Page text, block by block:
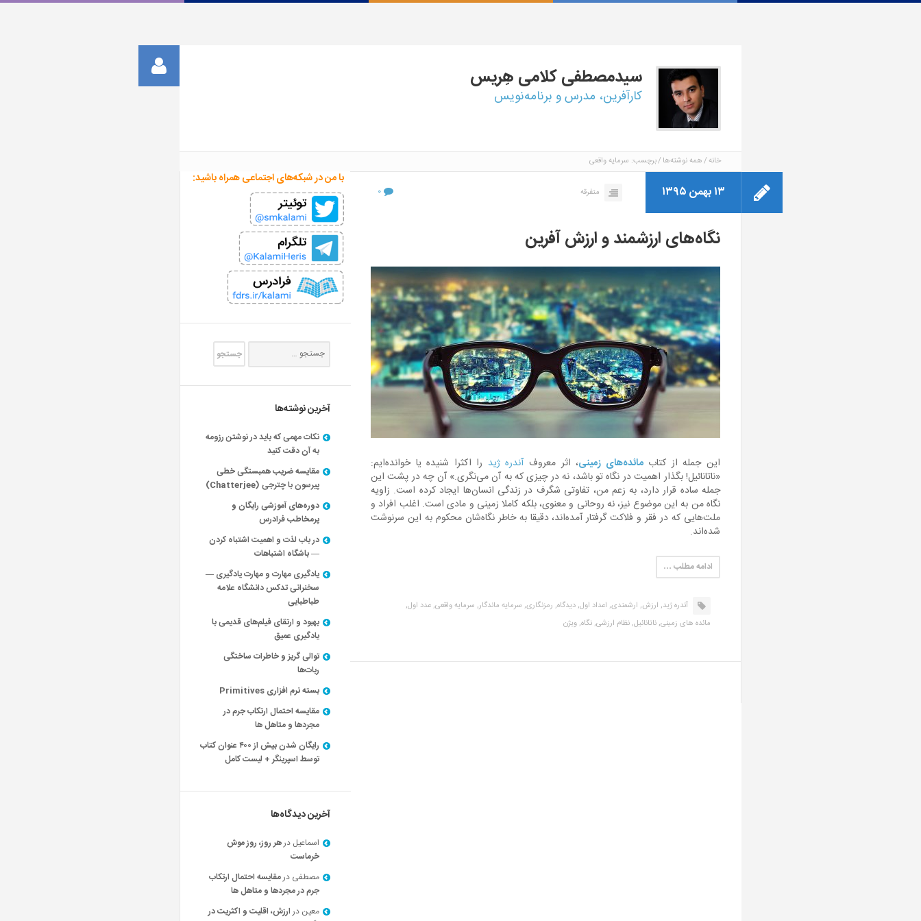
سیدمصطفیکلامی هِریس
کارآفرین، مدرس و برنامه‌نویس
خانه همه نوشته‌ها برچسب: سرمایه واقعی
۱۳ بهمن ۱۳۹۵ متفرقه ۰
نگاه‌های ارزشمند و ارزش آفرین
این جمله از کتابمائده‌های زمینی، اثر معروفآندره ژید را اکثرا شنیده یا خوانده‌ایم:
«ناتانائیل! بگذار اهمیت در نگاه تو باشد، نه در چیزی که به آن می‌نگری.» آن چه در پشت این
جمله ساده قرار دارد، به زعم من، تفاوتی شگرف در زندگی انسان‌ها ایجاد کرده است. زاویه
نگاه من به این موضوع نیز، نه روحانی و معنوی، بلکه کاملا زمینی و مادی است. اغلب افراد و
ملت‌هایی که در فقر و فلاکت گرفتار آمده‌اند، دقیقا به خاطر نگاه‌شان محکوم به این سرنوشت
شده‌اند.
ادامه مطلب …
آندره ژید, ارزش, ارشمندی, اعداد اول,دیدگاه, رمزنگاری, سرمایه ماندگار, سرمایه واقعی,عدد اول,
مائده های زمینی,ناتانائیل,نظام ارزشی,نگاه,ویژن
با من در شبکه‌های اجتماعی همراه باشید:
آخرین نوشته‌ها
نکات مهمی که باید در نوشتن رزومه
به آن دقت کنید
مقایسه ضریب همبستگی خطی
پیرسون با چترجی (Chatterjee)
دوره‌های آموزشی رایگان و
پرمخاطب فرادرس
در باب لذت و اهمیت اشتباه کردن
— باشگاه اشتباهات
یادگیری مهارت و مهارت یادگیری —
سخنرانی تدکس دانشگاه علامه
طباطبایی
بهبود و ارتقای فیلم‌های قدیمی با
یادگیری عمیق
توالی گریز و خاطرات ساختگی
ربات‌ها
بسته نرم افزاری Primitives
مقایسه احتمال ارتکاب جرم در
مجردها و متاهل ها
رایگان شدن بیش از ۴۰۰ عنوان کتاب
توسط اسپرینگر + لیست کامل
آخرین دیدگاه‌ها
اسماعیل درهر روز، روز موش
خرماست
مصطفی درمقایسه احتمال ارتکاب
جرم در مجردها و متاهل ها
معین درارزش، اقلیت و اکثریت در